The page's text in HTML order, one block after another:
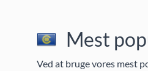
Mest
Ved at bruge vores mest